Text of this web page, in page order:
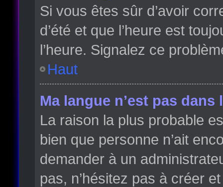
Si vous êtes sûr d’avoir
d’été et que l’heure est
l’heure. Signalez ce
Haut
Ma langue n’est pas dans
La raison la plus probable
bien que personne n’ait
demander à un
pas, n’hésitez pas à créer